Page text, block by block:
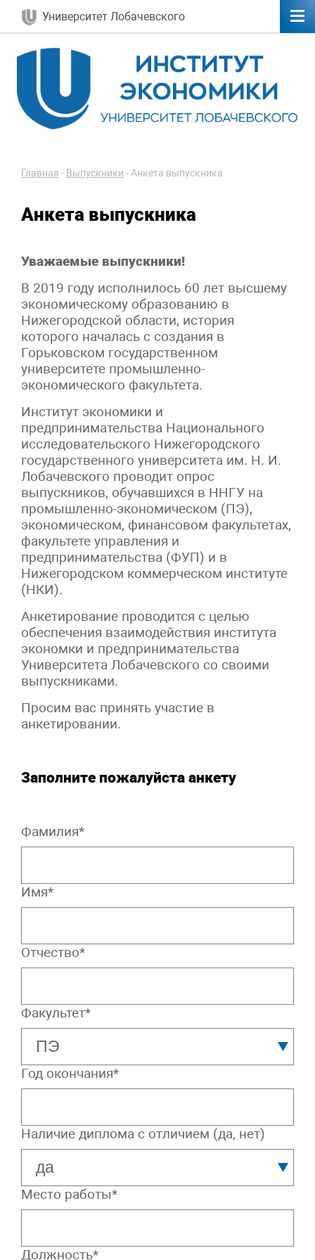
Университет Лобачевского
Главная - Выпускники -Анкета выпускника
Анкета выпускника
Уважаемые выпускники!
В 2019 году исполнилось 60 лет высшему
экономическому образованию в
Нижегородской области, история
которого началась с создания в
Горьковском государственном
университете промышленно-
экономического факультета.
Институт экономики и
предпринимательства Национального
исследовательского Нижегородского
государственного университета им. Н. И.
Лобачевского проводит опрос
выпускников, обучавшихся в ННГУ на
промышленно-экономическом (ПЭ),
экономическом, финансовом факультетах,
факультете управления и
предпринимательства (ФУП) и в
Нижегородском коммерческом институте
(НКИ).
Анкетирование проводится с целью
обеспечения взаимодействия института
экономки и предпринимательства
Университета Лобачевского со своими
выпускниками.
Просим вас принять участие в
анкетировании.
Заполните пожалуйста анкету
Фамилия*
Имя*
Отчество*
Факультет*
Год окончания*
Наличие диплома с отличием (да, нет)
Место работы*
Должность*